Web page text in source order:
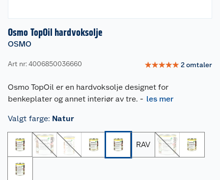
Osmo TopOil hardvoksolje
OSMO
Art nr: 4006850036660 ☆☆☆☆☆ 2omtaler
Osmo TopOil er en hardvoksolje designet for
benkeplater og annet interiør av tre. - les mer
Valgt farge: Natur
RAV